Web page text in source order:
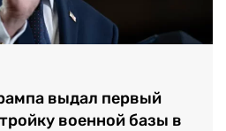
выдал первый
военной базы в